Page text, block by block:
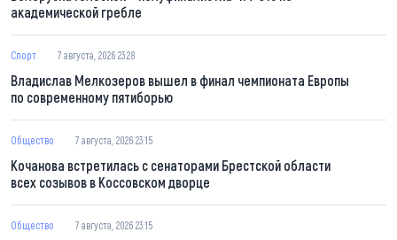
академической гребле
Спорт 7 августа, 2026 23:28
Владислав Мелкозеров вышел в финал чемпионата Европы
по современному пятиборью
Общество 7 августа, 2026 23:15
Кочанова встретилась с сенаторами Брестской области
всех созывов в Коссовском дворце
Общество 7 августа, 2026 23:15